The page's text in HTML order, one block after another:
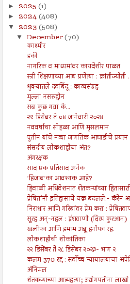
► 2025 (1)
► 2024(408)
▼ 2023 (508)
▼ December(70)
काश्मीर
डंकी
नागरिक व माध्यमांवर कायदेशीर पाळत
स्त्री शिक्षणाच्या आद्य प्रणेत्या : क्रांतीज्योती
धुक्यातले दवबिंदू : काव्यसंग्रह
मुल्ला नसरुद्दीन
सब कुछ गवां के...
२९ डिसेंबर ते ०४ जानेवारी २०२४
नववर्षाचा सोहळा आणि मुसलमान
पुतीन यांचे नव्या जागतिक आघाडीचे प्रयत्न
संसदीय लोकशाहीचा अंत?
अंगरक्षक
साद एक प्रतिसाद अनेक
'हिजाब'का आवश्यक आहे?
हिवाळी अधिवेशनात शेतकऱ्यांच्या
प्रेषितांनी इतिहासाचे चक्र बदलले!- कॅरेन
निराधार आणि गरिबांवर प्रेम करा :
सूरह अन्-नहल : ईशवाणी (दिव्य कुरआन)
खलीफा आणि इमाम अबू हनीफा रह.
लोकशाहीची शोकांतिका
२२ डिसेंबर ते २८ डिसेंबर २०२३- भाग २
कलम 370 रद्द : सर्वोच्च न्यायालयाचा
अ‍ॅनिमल
शेतकऱ्यांच्या आत्महत्या; उद्योगपतींना